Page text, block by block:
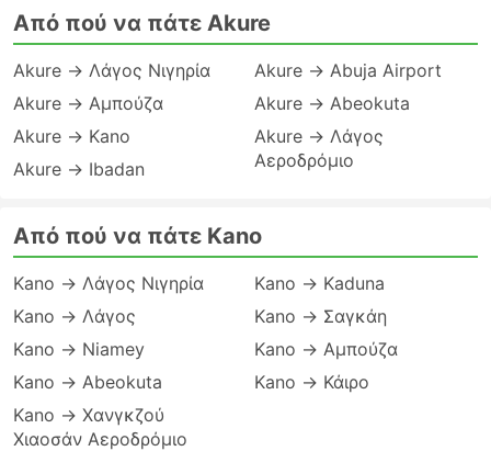
Από πού να πάτε Akure
Akure → Λάγος Νιγηρία
Akure → Αμπούζα
Akure → Kano
Akure → Ibadan
Akure → Abuja Airport
Akure → Abeokuta
Akure → Λάγος
Αεροδρόμιο
Από πού να πάτε Kano
Kano → Λάγος Νιγηρία
Kano → Λάγος
Kano → Niamey
Kano → Abeokuta
Kano → Χανγκζού
Χιαοσάν Αεροδρόμιο
Kano → Kaduna
Kano → Σαγκάη
Kano → Αμπούζα
Kano → Κάιρο